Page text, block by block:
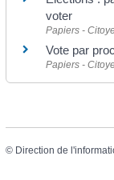
voter
Papiers -
Vote par
Papiers -
© Direction de